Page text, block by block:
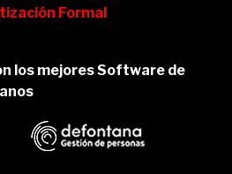
Formal
los mejores Software de